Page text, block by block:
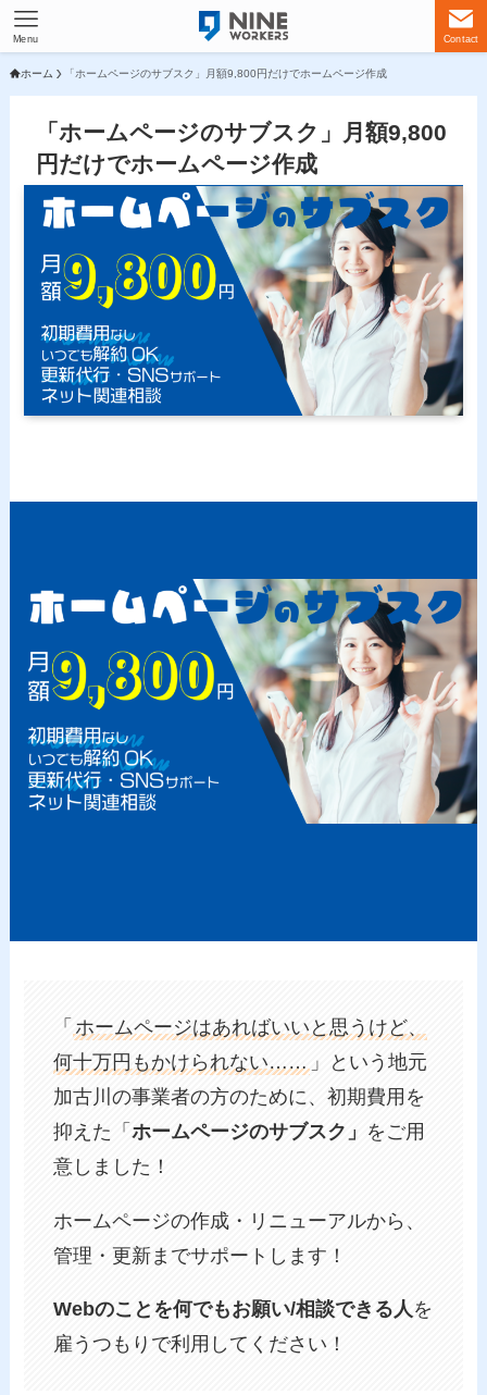
Contact
Menu
ホーム 「ホームページのサブスク」月額9,800円だけでホームページ作成
「ホームページのサブスク」月額9,800
円だけでホームページ作成
「 ホームページはあればいいと思うけど、
何十万円もかけられない…… 」という地元
加古川の事業者の方のために、初期費用を
抑えた「ホームページのサブスク」 をご用
意しました！
ホームページの作成・リニューアルから、
管理・更新までサポートします！
Webのことを何でもお願い/相談できる人を
雇うつもりで利用してください！